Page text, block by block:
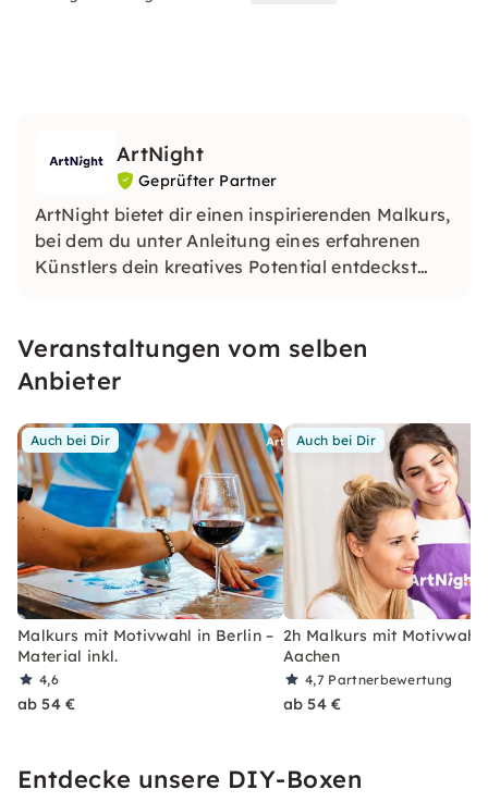
ArtNight
Geprüfter Partner
ArtNight bietet dir einen inspirierenden Malkurs,
bei dem du unter Anleitung eines erfahrenen
Künstlers dein kreatives Potential entdeckst
jedermann, ob Anfänger oder Fortgeschrittener.
Veranstaltungen vom selben
Anbieter
Auch bei Dir
Malkurs mit Motivwahl in Berlin –
Material inkl.
4,6
ab 54 €
Auch bei Dir
2h Malkurs mit Motivwahl
Aachen
4,7 Partnerbewertung
ab 54 €
Entdecke unsere DIY-Boxen